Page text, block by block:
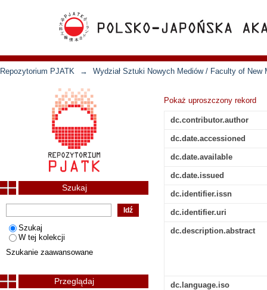
Repozytorium PJATK → Wydział Sztuki Nowych Mediów / Faculty of New
Pokaż uproszczony rekord
dc.contributor.author
dc.date.accessioned
dc.date.available
dc.date.issued
dc.identifier.issn
dc.identifier.uri
dc.description.abstract
dc.language.iso
Szukaj
Szukaj
W tej kolekcji
Szukanie zaawansowane
Przeglądaj